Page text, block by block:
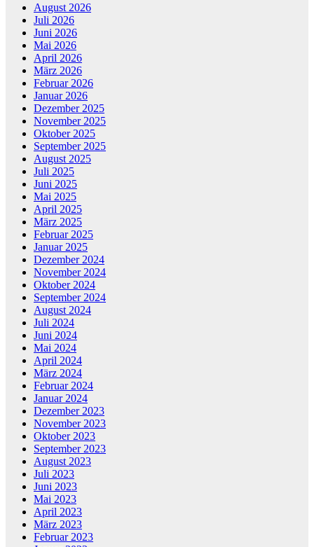
August 2026
Juli 2026
Juni 2026
Mai 2026
April 2026
März 2026
Februar 2026
Januar 2026
Dezember 2025
November 2025
Oktober 2025
September 2025
August 2025
Juli 2025
Juni 2025
Mai 2025
April 2025
März 2025
Februar 2025
Januar 2025
Dezember 2024
November 2024
Oktober 2024
September 2024
August 2024
Juli 2024
Juni 2024
Mai 2024
April 2024
März 2024
Februar 2024
Januar 2024
Dezember 2023
November 2023
Oktober 2023
September 2023
August 2023
Juli 2023
Juni 2023
Mai 2023
April 2023
März 2023
Februar 2023